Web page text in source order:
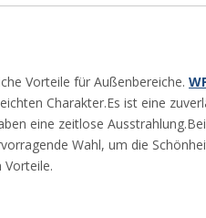
Vorteile für Außenbereiche.
Charakter.Es ist eine
eine zeitlose
Wahl, um die